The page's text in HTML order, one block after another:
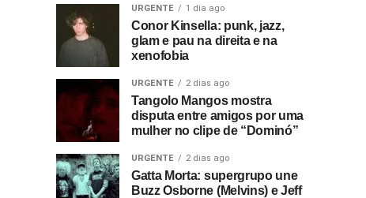
URGENTE 1 dia ago
Conor Kinsella: punk, jazz,
glam e pau na direita e na
xenofobia
URGENTE 2 dias ago
Tangolo Mangos mostra
disputa entre amigos por uma
mulher no clipe de “Dominó”
URGENTE 2 dias ago
Gatta Morta: supergrupo une
Buzz Osborne (Melvins) e Jeff